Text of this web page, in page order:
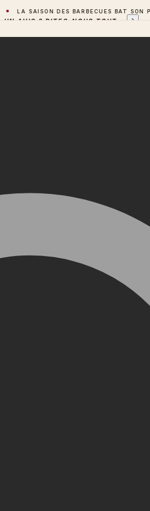
LA SAISON DES BARBECUES BAT SON PLEIN
UN AVIS ? DITES-NOUS TOUT →